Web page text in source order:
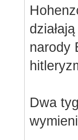
narody
Dwa